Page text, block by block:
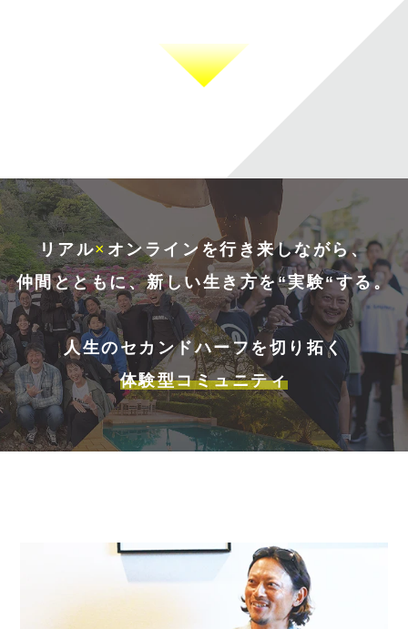
リアル× オンライン を行き来しながら、
仲間とともに、新しい生き方を“実験“する。
人生のセカンドハーフを切り拓く
体験型コミュニティ